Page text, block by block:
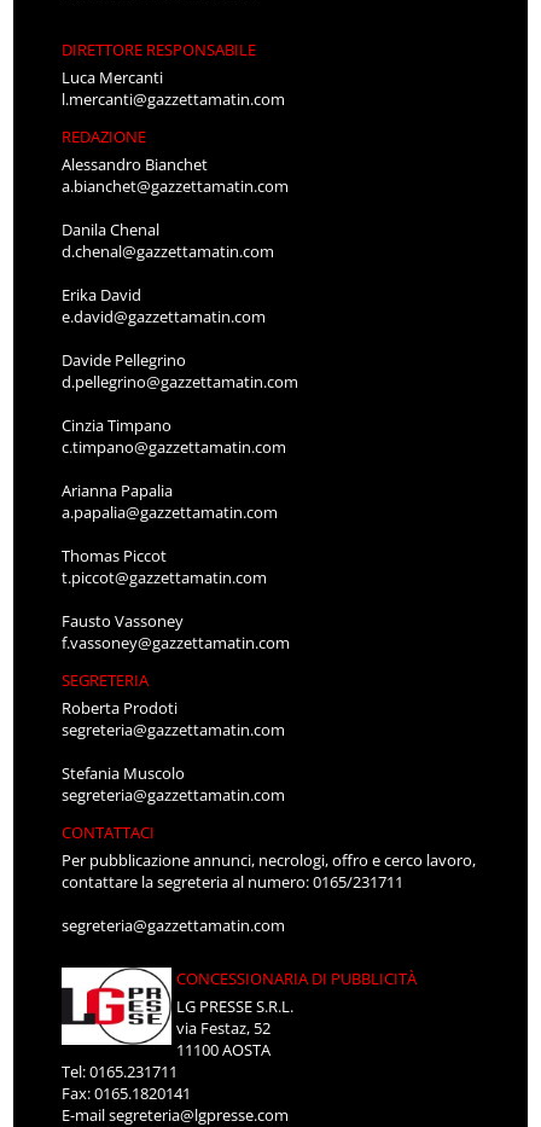
DIRETTORE RESPONSABILE
Luca Mercanti
l.mercanti@gazzettamatin.com
REDAZIONE
Alessandro Bianchet
a.bianchet@gazzettamatin.com
Danila Chenal
d.chenal@gazzettamatin.com
Erika David
e.david@gazzettamatin.com
Davide Pellegrino
d.pellegrino@gazzettamatin.com
Cinzia Timpano
c.timpano@gazzettamatin.com
Arianna Papalia
a.papalia@gazzettamatin.com
Thomas Piccot
t.piccot@gazzettamatin.com
Fausto Vassoney
f.vassoney@gazzettamatin.com
SEGRETERIA
Roberta Prodoti
segreteria@gazzettamatin.com
Stefania Muscolo
segreteria@gazzettamatin.com
CONTATTACI
Per pubblicazione annunci, necrologi, offro e cerco lavoro,
contattare la segreteria al numero: 0165/231711
segreteria@gazzettamatin.com
CONCESSIONARIA DI PUBBLICITÀ
LG PRESSE S.R.L.
via Festaz, 52
11100 AOSTA
Tel: 0165.231711
Fax: 0165.1820141
E-mailsegreteria@lgpresse.com